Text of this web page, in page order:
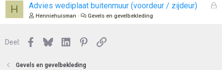
n
H
G
Advies wediplaat buitenmuur (voordeur / zijdeur)
Henniehuisman Gevels en gevelbekleding
Deel: Facebook
BlueskyLinkedInPinterest
Link
Gevels en gevelbekleding